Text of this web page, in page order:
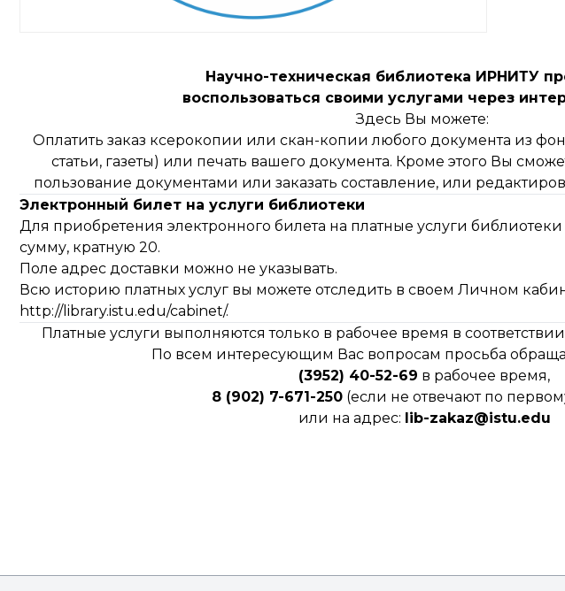
Научно-техническая библиотека ИРНИТУ
воспользоваться своими услугами через
Здесь Вы можете:
Оплатить заказ ксерокопии или скан-копии любого документа из
статьи, газеты) или печать вашего документа. Кроме этого Вы
пользование документами или заказать составление, или
Электронный билет на услуги библиотеки
Для приобретения электронного билета на платные услуги
сумму, кратную 20.
Поле адрес доставки можно не указывать.
Всю историю платных услуг вы можете отследить в своем Личном
http://library.istu.edu/cabinet/.
Платные услуги выполняются только в рабочее время в
По всем интересующим Вас вопросам просьба
(3952) 40-52-69 в рабочее время,
8 (902) 7-671-250(если не отвечают по
или на адрес: lib-zakaz@istu.edu